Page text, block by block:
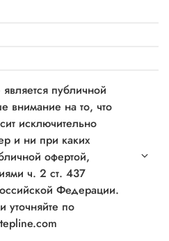
публичной
внимание на то, что
исключительно
и ни при каких
офертой,
ч. 2 ст. 437
Федерации.
уточняйте по